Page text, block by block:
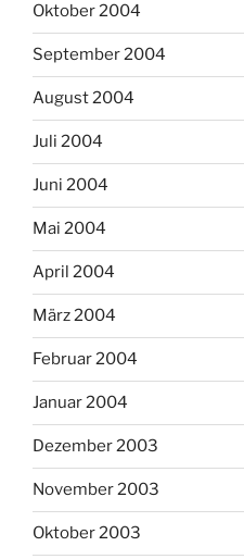
Oktober 2004
September 2004
August 2004
Juli 2004
Juni 2004
Mai 2004
April 2004
März 2004
Februar 2004
Januar 2004
Dezember 2003
November 2003
Oktober 2003